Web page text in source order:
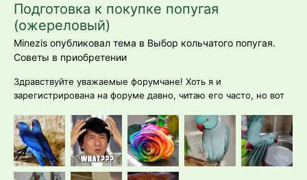
Подготовка к покупке попугая
(ожереловый)
Minezis опубликовал тема в Выбор кольчатого попугая.
Советы в приобретении
Здравствуйте уважаемые форумчане! Хоть я и
зарегистрирована на форуме давно, читаю его часто, но вот
Чукча — читатель (с)" Но у меня назрел вопрос, с которым я
уже самостоятельно справиться не могу. Я перечитала кучу
тем, но всё не то, может что...